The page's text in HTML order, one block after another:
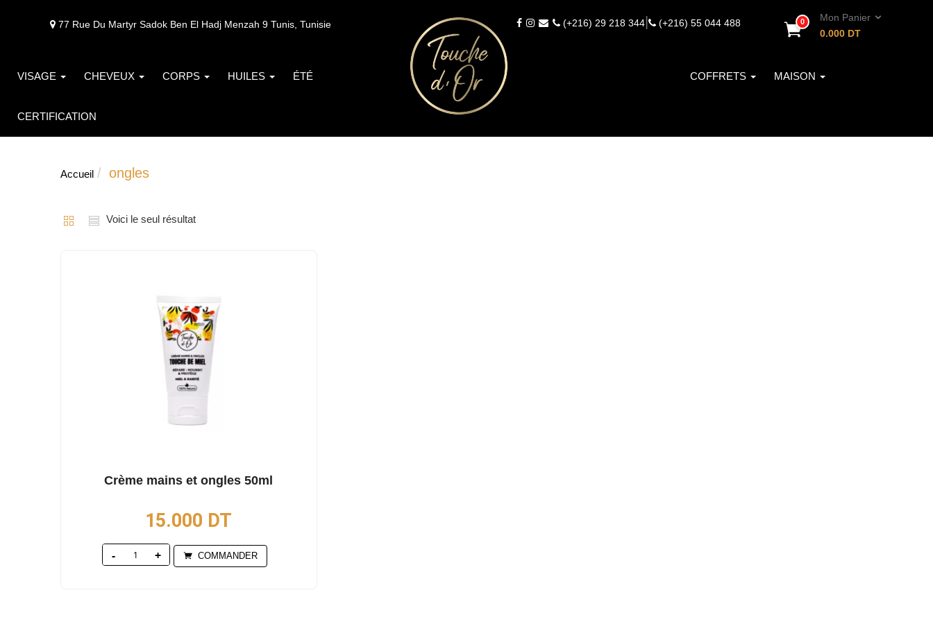
77 Rue Du Martyr Sadok Ben El Hadj Menzah 9 Tunis, Tunisie (+216) 29 218 344 (+216) 55 044 488 0
Mon Panier
0.000 DT
VISAGE CHEVEUX CORPS HUILES ÉTÉ COFFRETS MAISON
CERTIFICATION
Accueil ongles
Voici le seul résultat
Crème mains et ongles 50ml
15.000 DT
Quantity COMMANDER